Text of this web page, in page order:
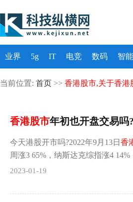
业界 5g IT 电竞 数码 智能
当前位置: 首页 >> 香港股市,关于香港
香港股市年初也开盘交易吗
今天港股开市吗?2022年9月13日 香
周涨3 65%，纳斯达克综指涨4
2023-01-19